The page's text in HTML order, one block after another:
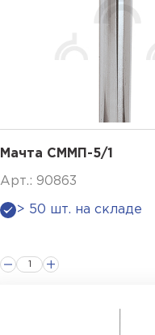
Мачта СММП-5/1
Арт.: 90863
> 50 шт. на складе